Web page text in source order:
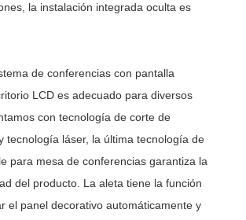
la instalación integrada oculta es
de conferencias con pantalla
LCD es adecuado para diversos
con tecnología de corte de
tecnología láser, la última tecnología de
para mesa de conferencias garantiza la
del producto. La aleta tiene la función
el panel decorativo automáticamente y